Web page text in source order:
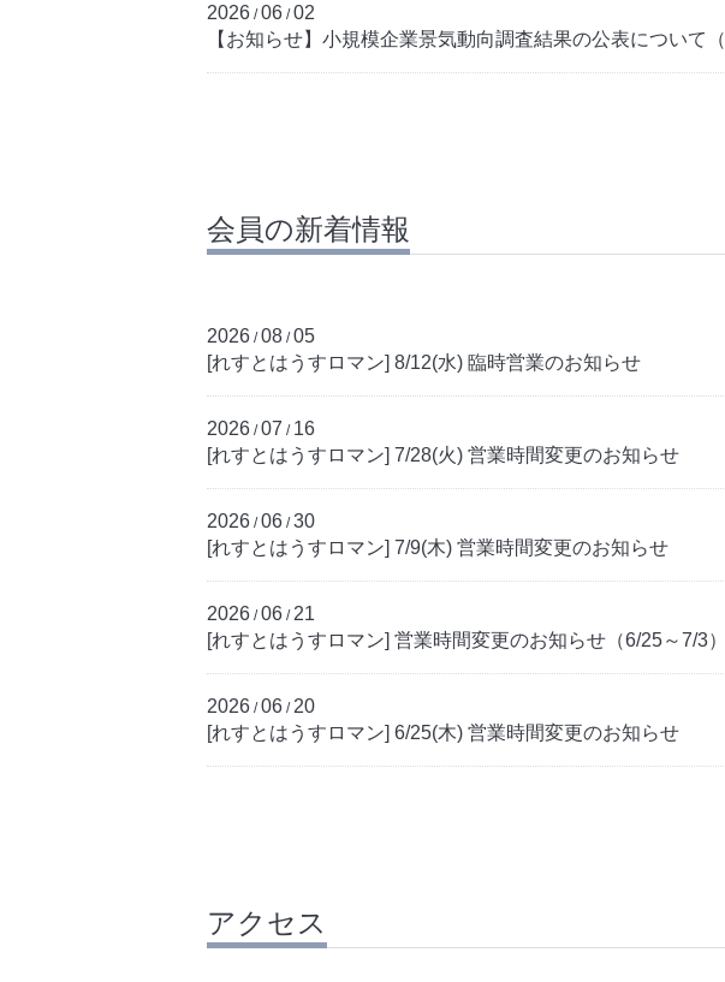
2026 /06 /02
【お知らせ】小規模企業景気動向調査結果の公表について
会員の新着情報
2026 /08 /05
[れすとはうすロマン] 8/12(水) 臨時営業のお知らせ
2026 /07 / 16
[れすとはうすロマン] 7/28(火) 営業時間変更のお知らせ
2026 /06 /30
[れすとはうすロマン] 7/9(木) 営業時間変更のお知らせ
2026 /06 / 21
[れすとはうすロマン] 営業時間変更のお知らせ（6/25～7/3）
2026 /06 / 20
[れすとはうすロマン] 6/25(木) 営業時間変更のお知らせ
アクセス